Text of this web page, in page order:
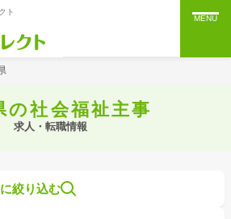
ト
MENU
の社会福祉主事
求人・転職情報
絞り込む